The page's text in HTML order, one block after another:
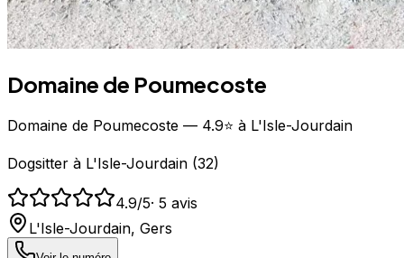
Domaine de Poumecoste
Domaine de Poumecoste — 4.9⭐ à L'Isle-Jourdain
Dogsitter à L'Isle-Jourdain (32)
4.9/5· 5 avis
L'Isle-Jourdain, Gers